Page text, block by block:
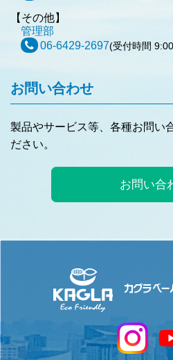
【その他】
管理
06-6429-2697(受付時間
お問い合わせ
製品やサービス等、各種お問い
ださい。
お問い合